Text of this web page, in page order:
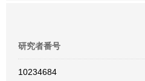
研究者番号
10234684